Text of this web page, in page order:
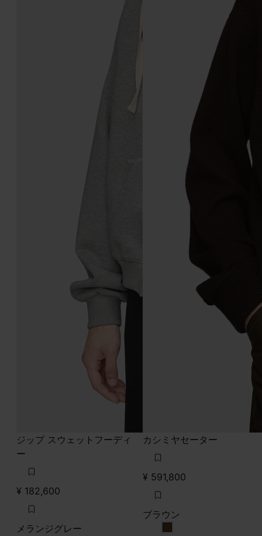
ジップ スウェットフーディ
ー
¥ 182,600
メランジグレー
カシミヤセーター
¥ 591,800
ブラウン
ブラウン